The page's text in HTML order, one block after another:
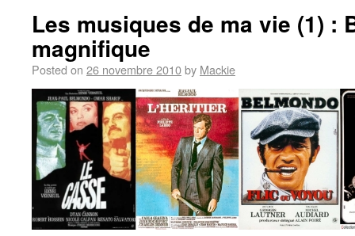
Les musiques de ma vie (1) :
magnifique
Posted on 26 novembre 2010by Mackie